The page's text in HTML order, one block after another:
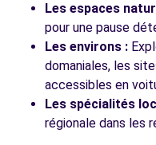
Les espaces
pour une pause
Les environs :
domaniales, les
accessibles en
Les spécialités
régionale dans les